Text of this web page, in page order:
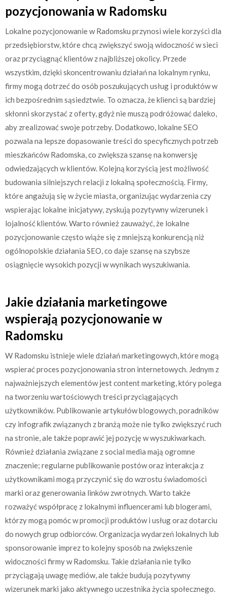
pozycjonowania w Radomsku
Lokalne pozycjonowanie w Radomsku przynosi wiele korzyści dla
przedsiębiorstw, które chcą zwiększyć swoją widoczność w sieci
oraz przyciągnąć klientów z najbliższej okolicy. Przede
wszystkim, dzięki skoncentrowaniu działań na lokalnym rynku,
firmy mogą dotrzeć do osób poszukujących usług i produktów w
ich bezpośrednim sąsiedztwie. To oznacza, że klienci są bardziej
skłonni skorzystać z oferty, gdyż nie muszą podróżować daleko,
aby zrealizować swoje potrzeby. Dodatkowo, lokalne SEO
pozwala na lepsze dopasowanie treści do specyficznych potrzeb
mieszkańców Radomska, co zwiększa szansę na konwersję
odwiedzających w klientów. Kolejną korzyścią jest możliwość
budowania silniejszych relacji z lokalną społecznością. Firmy,
które angażują się w życie miasta, organizując wydarzenia czy
wspierając lokalne inicjatywy, zyskują pozytywny wizerunek i
lojalność klientów. Warto również zauważyć, że lokalne
pozycjonowanie często wiąże się z mniejszą konkurencją niż
ogólnopolskie działania SEO, co daje szansę na szybsze
osiągnięcie wysokich pozycji w wynikach wyszukiwania.
Jakie działania marketingowe
wspierają pozycjonowanie w
Radomsku
W Radomsku istnieje wiele działań marketingowych, które mogą
wspierać proces pozycjonowania stron internetowych. Jednym z
najważniejszych elementów jest content marketing, który polega
na tworzeniu wartościowych treści przyciągających
użytkowników. Publikowanie artykułów blogowych, poradników
czy infografik związanych z branżą może nie tylko zwiększyć ruch
na stronie, ale także poprawić jej pozycję w wyszukiwarkach.
Również działania związane z social media mają ogromne
znaczenie; regularne publikowanie postów oraz interakcja z
użytkownikami mogą przyczynić się do wzrostu świadomości
marki oraz generowania linków zwrotnych. Warto także
rozważyć współpracę z lokalnymi influencerami lub blogerami,
którzy mogą pomóc w promocji produktów i usług oraz dotarciu
do nowych grup odbiorców. Organizacja wydarzeń lokalnych lub
sponsorowanie imprez to kolejny sposób na zwiększenie
widoczności firmy w Radomsku. Takie działania nie tylko
przyciągają uwagę mediów, ale także budują pozytywny
wizerunek marki jako aktywnego uczestnika życia społecznego.